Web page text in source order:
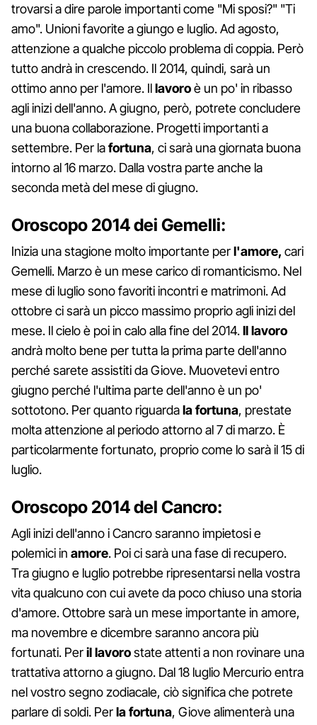
trovarsi a dire parole importanti come "Mi sposi?" "Ti
amo". Unioni favorite a giungo e luglio. Ad agosto,
attenzione a qualche piccolo problema di coppia. Però
tutto andrà in crescendo. Il 2014, quindi, sarà un
ottimo anno per l'amore. Illavoroè un po' in ribasso
agli inizi dell'anno. A giugno, però, potrete concludere
una buona collaborazione. Progetti importanti a
settembre. Per lafortuna, ci sarà una giornata buona
intorno al 16 marzo. Dalla vostra parte anche la
seconda metà del mese di giugno.
Oroscopo 2014 dei Gemelli:
Inizia una stagione molto importante perl'amore, cari
Gemelli. Marzo è un mese carico di romanticismo. Nel
mese di luglio sono favoriti incontri e matrimoni. Ad
ottobre ci sarà un picco massimo proprio agli inizi del
mese. Il cielo è poi in calo alla fine del 2014.Il lavoro
andrà molto bene per tutta la prima parte dell'anno
perché sarete assistiti da Giove. Muovetevi entro
giugno perché l'ultima parte dell'anno è un po'
sottotono. Per quanto riguardala fortuna, prestate
molta attenzione al periodo attorno al 7 di marzo. È
particolarmente fortunato, proprio come lo sarà il 15 di
luglio.
Oroscopo 2014 del Cancro:
Agli inizi dell'anno i Cancro saranno impietosi e
polemici in amore. Poi ci sarà una fase di recupero.
Tra giugno e luglio potrebbe ripresentarsi nella vostra
vita qualcuno con cui avete da poco chiuso una storia
d'amore. Ottobre sarà un mese importante in amore,
ma novembre e dicembre saranno ancora più
fortunati. Peril lavorostate attenti a non rovinare una
trattativa attorno a giugno. Dal 18 luglio Mercurio entra
nel vostro segno zodiacale, ciò significa che potrete
parlare di soldi. Perla fortuna, Giove alimenterà una